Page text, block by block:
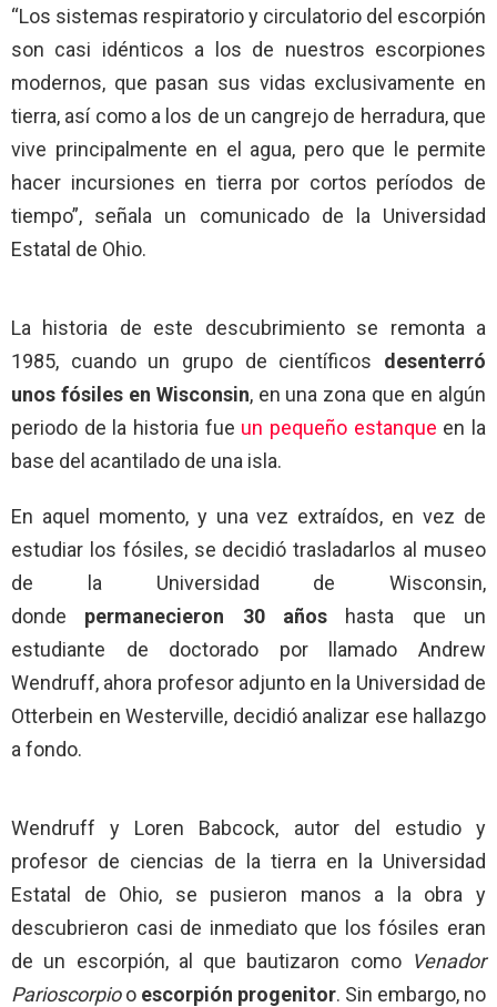
“Los sistemas respiratorio y circulatorio del escorpión
son casi idénticos a los de nuestros escorpiones
modernos, que pasan sus vidas exclusivamente en
tierra, así como a los de un cangrejo de herradura, que
vive principalmente en el agua, pero que le permite
hacer incursiones en tierra por cortos períodos de
tiempo”, señala un comunicado de la Universidad
Estatal de Ohio.
La historia de este descubrimiento se remonta a
1985, cuando un grupo de científicos desenterró
unos fósiles en Wisconsin, en una zona que en algún
periodo de la historia fue un pequeño estanque en la
base del acantilado de una isla.
En aquel momento, y una vez extraídos, en vez de
estudiar los fósiles, se decidió trasladarlos al museo
de la Universidad de Wisconsin,
donde permanecieron 30 años hasta que un
estudiante de doctorado por llamado Andrew
Wendruff, ahora profesor adjunto en la Universidad de
Otterbein en Westerville, decidió analizar ese hallazgo
a fondo.
Wendruff y Loren Babcock, autor del estudio y
profesor de ciencias de la tierra en la Universidad
Estatal de Ohio, se pusieron manos a la obra y
descubrieron casi de inmediato que los fósiles eran
de un escorpión, al que bautizaron como Venador
Parioscorpioo escorpión progenitor. Sin embargo, no